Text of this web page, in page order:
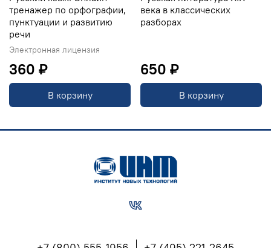
тренажер по орфографии,
пунктуации и развитию
речи
Электронная лицензия
360 ₽
В корзину
века в классических
разборах
650 ₽
В корзину